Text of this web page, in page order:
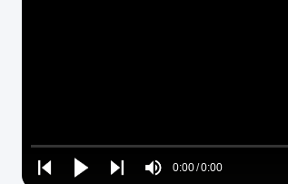
Play
Play
Play
Mute0:00/0:00
Loaded:
0%